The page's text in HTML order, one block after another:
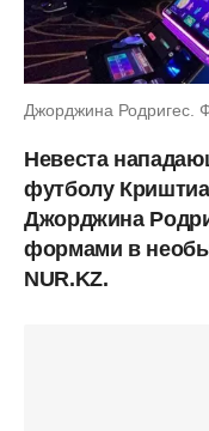
Джорджина Родригес.
Невеста
футболу
Джорджина
формами в
NUR.KZ.